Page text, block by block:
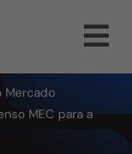
Mercado
MEC para a